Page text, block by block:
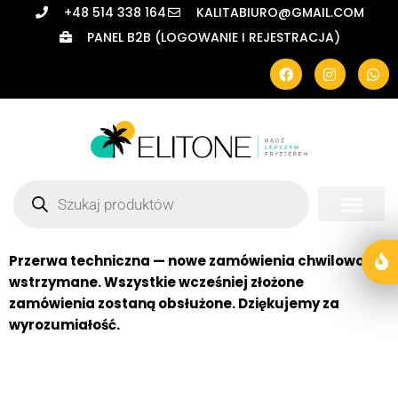
+48 514 338 164
KALITABIURO@GMAIL.COM
PANEL B2B (LOGOWANIE I REJESTRACJA)
Przerwa techniczna — nowe zamówienia chwilowo
wstrzymane. Wszystkie wcześniej złożone
zamówienia zostaną obsłużone. Dziękujemy za
wyrozumiałość.